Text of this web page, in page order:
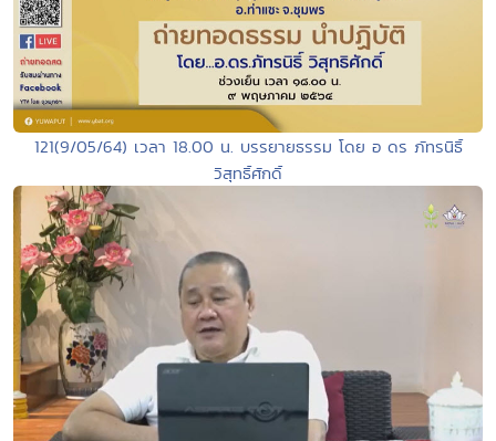
121(9/05/64) เวลา 18.00 น. บรรยายธรรม โดย อ ดร ภัทรนิธิ์
วิสุทธิ์ศักดิ์